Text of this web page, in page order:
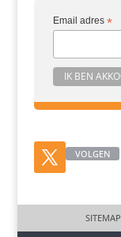
Email adres *
VOLGEN
SITEMAP